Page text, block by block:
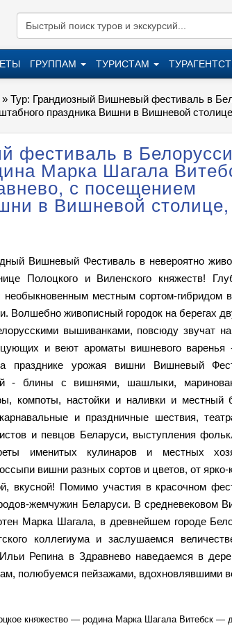
ГРУППАМ ТУРИСТАМ
» Тур: Грандиозный Вишневый фестиваль в
праздника Вишни в Вишневой
фестиваль в
Марка Шагала
с посещением
в Вишневой
Вишневый Фестиваль в невероятно
Полоцкого и Виленского княжеств!
местным сортом-гибридом
живописный городок на берегах
вышиванками, повсюду звучат
и веют ароматы вишневого варенья
празднике урожая вишни Вишневый
- блины с вишнями, шашлыки,
компоты, настойки и наливки и местный
и праздничные шествия,
и певцов Беларуси, выступления
именитых кулинаров и местных
вишни разных сортов и цветов, от ярко-
вкусной! Помимо участия в красочном
жемчужин Беларуси. В средневековом
Марка Шагала, в древнейшем городе
коллегиума и заслушаемся
Репина в Здравнево наведаемся в
полюбуемся пейзажами, вдохновлявшими
княжество — родина Марка Шагала Витебск —